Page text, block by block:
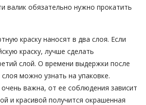
валик обязательно нужно прокатить
краску наносят в два слоя. Если
краску, лучше сделать
слой. О времени выдержки после
можно узнать на упаковке.
важна, от ее соблюдения зависит
и красивой получится окрашенная